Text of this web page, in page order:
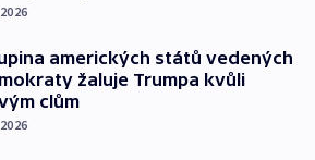
amerických států vedených
žaluje Trumpa kvůli
clům